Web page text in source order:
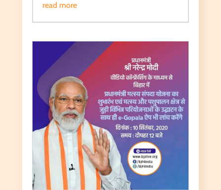
read more